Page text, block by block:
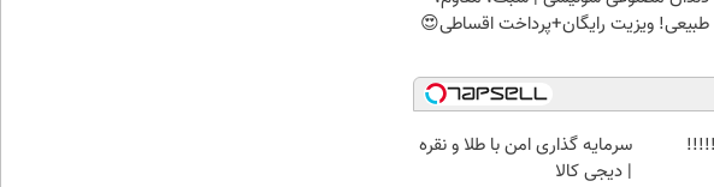
طبیعی! ویزیت رایگان+پرداخت اقساطی😍
سرمایه گذاری امن با طلا و نقره
| دیجی کالا